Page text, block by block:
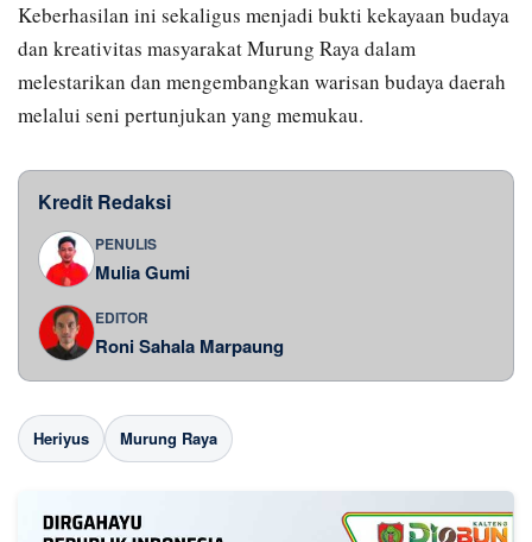
Keberhasilan ini sekaligus menjadi bukti kekayaan budaya
dan kreativitas masyarakat Murung Raya dalam
melestarikan dan mengembangkan warisan budaya daerah
melalui seni pertunjukan yang memukau.
Kredit Redaksi
PENULIS
Mulia Gumi
EDITOR
Roni Sahala Marpaung
Heriyus Murung Raya